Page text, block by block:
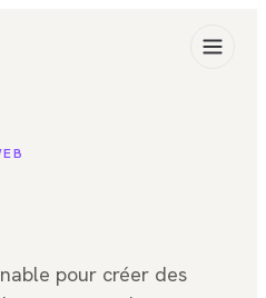
pour créer des